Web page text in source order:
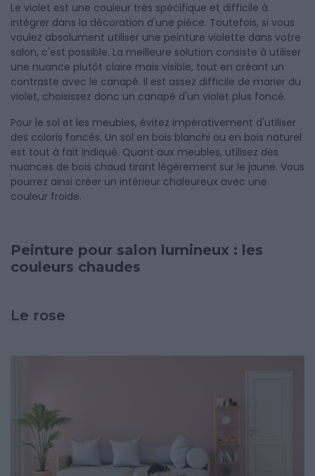
Le violet est une couleur très spécifique et difficile à
intégrer dans la décoration d'une pièce. Toutefois, si vous
voulez absolument utiliser une peinture violette dans votre
salon, c'est possible. La meilleure solution consiste à utiliser
une nuance plutôt claire mais visible, tout en créant un
contraste avec le canapé. Il est assez difficile de marier du
violet, choisissez donc un canapé d'un violet plus foncé.
Pour le sol et les meubles, évitez impérativement d'utiliser
des coloris foncés. Un sol en bois blanchi ou en bois naturel
est tout à fait indiqué. Quant aux meubles, utilisez des
nuances de bois chaud tirant légèrement sur le jaune. Vous
pourrez ainsi créer un intérieur chaleureux avec une
couleur froide.
Peinture pour salon lumineux : les
couleurs chaudes
Le rose